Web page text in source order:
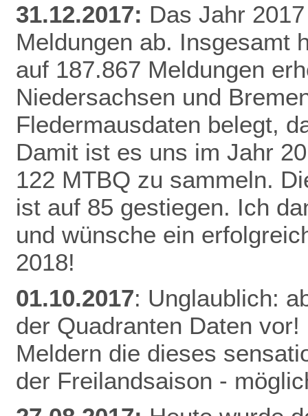
31.12.2017: Das Jahr
Meldungen ab. Insgesamt
auf 187.867 Meldungen
Niedersachsen und
Fledermausdaten belegt,
Damit ist es uns im Jahr
122 MTBQ zu sammeln.
ist auf 85 gestiegen. Ich
und wünsche ein
2018!
01.10.2017: Unglaublich:
der Quadranten Daten
Meldern die dieses
der Freilandsaison -